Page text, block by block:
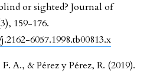
or sighted? Journal of
159-176.
6057.1998.tb00813.x
A., & Pérez y Pérez, R. (2019).